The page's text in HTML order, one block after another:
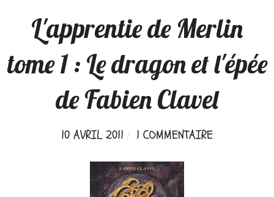
L'apprentie de Merlin
tome 1 : Le dragon et l'épée
de Fabien Clavel
10 AVRIL 2011 1 COMMENTAIRE